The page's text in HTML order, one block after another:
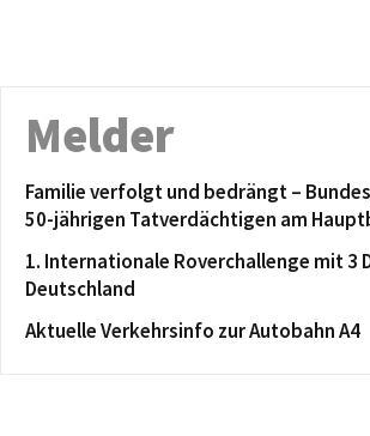
Melder
Familie verfolgt und bedrängt –
50-jährigen Tatverdächtigen am
1. Internationale Roverchallenge mit 3
Deutschland
Aktuelle Verkehrsinfo zur Autobahn A4